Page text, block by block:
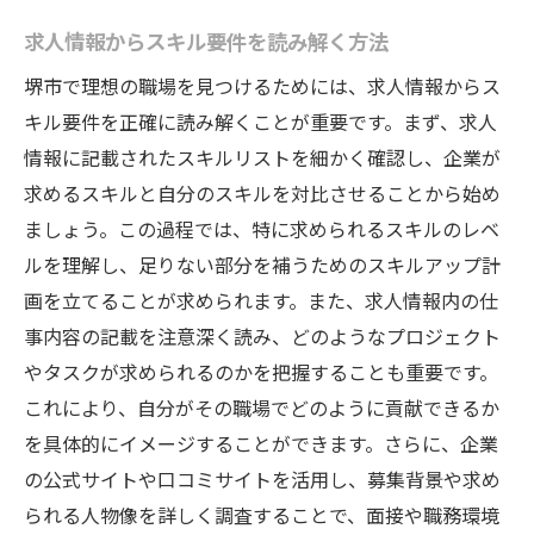
求人情報からスキル要件を読み解く方法
堺市で理想の職場を見つけるためには、求人情報からス
キル要件を正確に読み解くことが重要です。まず、求人
情報に記載されたスキルリストを細かく確認し、企業が
求めるスキルと自分のスキルを対比させることから始め
ましょう。この過程では、特に求められるスキルのレベ
ルを理解し、足りない部分を補うためのスキルアップ計
画を立てることが求められます。また、求人情報内の仕
事内容の記載を注意深く読み、どのようなプロジェクト
やタスクが求められるのかを把握することも重要です。
これにより、自分がその職場でどのように貢献できるか
を具体的にイメージすることができます。さらに、企業
の公式サイトや口コミサイトを活用し、募集背景や求め
られる人物像を詳しく調査することで、面接や職務環境